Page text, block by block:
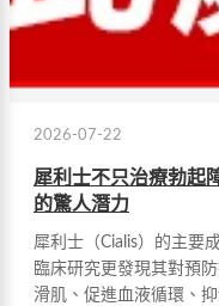
2026-07-22
犀利士不只治療勃起
的驚人潛力
犀利士（Cialis）的主要
臨床研究更發現其對預
滑肌、促進血液循環、